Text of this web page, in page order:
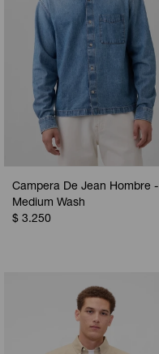
Campera De Jean Hombre -
Medium Wash
$ 3.250